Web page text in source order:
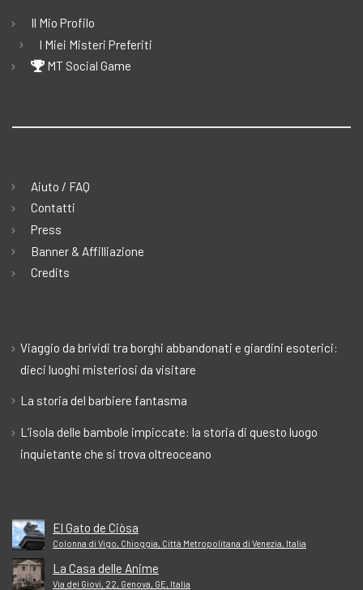
Il Mio Profilo
I Miei Misteri Preferiti
MT Social Game
Aiuto / FAQ
Contatti
Press
Banner & Affilliazione
Credits
Viaggio da brividi tra borghi abbandonati e giardini esoterici:
dieci luoghi misteriosi da visitare
La storia del barbiere fantasma
L’isola delle bambole impiccate: la storia di questo luogo
inquietante che si trova oltreoceano
El Gato de Ciòsa
Colonna di Vigo, Chioggia, Città Metropolitana di Venezia, Italia
La Casa delle Anime
Via dei Giovi, 22, Genova, GE, Italia